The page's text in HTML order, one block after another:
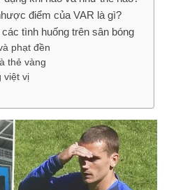
điểm của VAR là gì?
tình huống trên sân bóng
phạt đền
thẻ vàng
việt vị